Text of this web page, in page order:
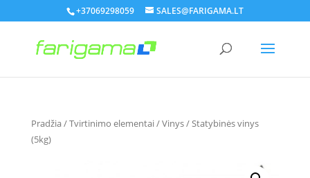
+37069298059 SALES@FARIGAMA.LT
Pradžia/Tvirtinimo elementai/Vinys/ Statybinės vinys
(5kg)